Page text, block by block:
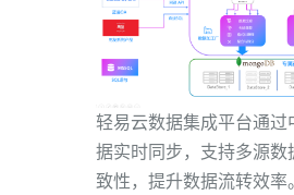
轻易云数据集成平台通
据实时同步，支持多源
致性，提升数据流转效率。